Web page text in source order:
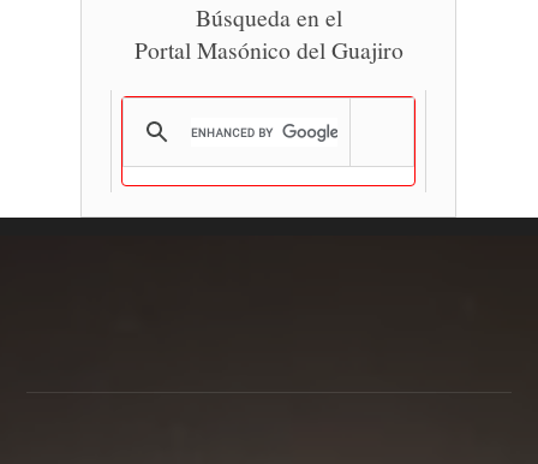
Búsqueda en el
Portal Masónico del Guajiro